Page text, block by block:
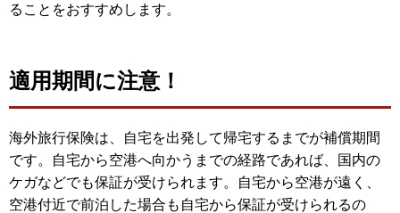
ることをおすすめします。
適用期間に注意！
海外旅行保険は、自宅を出発して帰宅するまでが補償期間
です。自宅から空港へ向かうまでの経路であれば、国内の
ケガなどでも保証が受けられます。自宅から空港が遠く、
空港付近で前泊した場合も自宅から保証が受けられるの